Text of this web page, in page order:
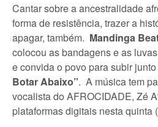
Cantar sobre a ancestralidade
forma de resistência, trazer a
apagar, também. Mandinga
colocou as bandagens e as
e convida o povo para subir
Botar Abaixo”. A música tem
vocalista do AFROCIDADE, Zé
plataformas digitais nesta quinta